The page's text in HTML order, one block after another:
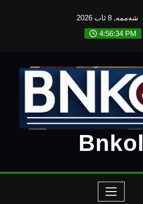
شەممە, 8 ئاب 2026
4:56:36 PM
Bnkol